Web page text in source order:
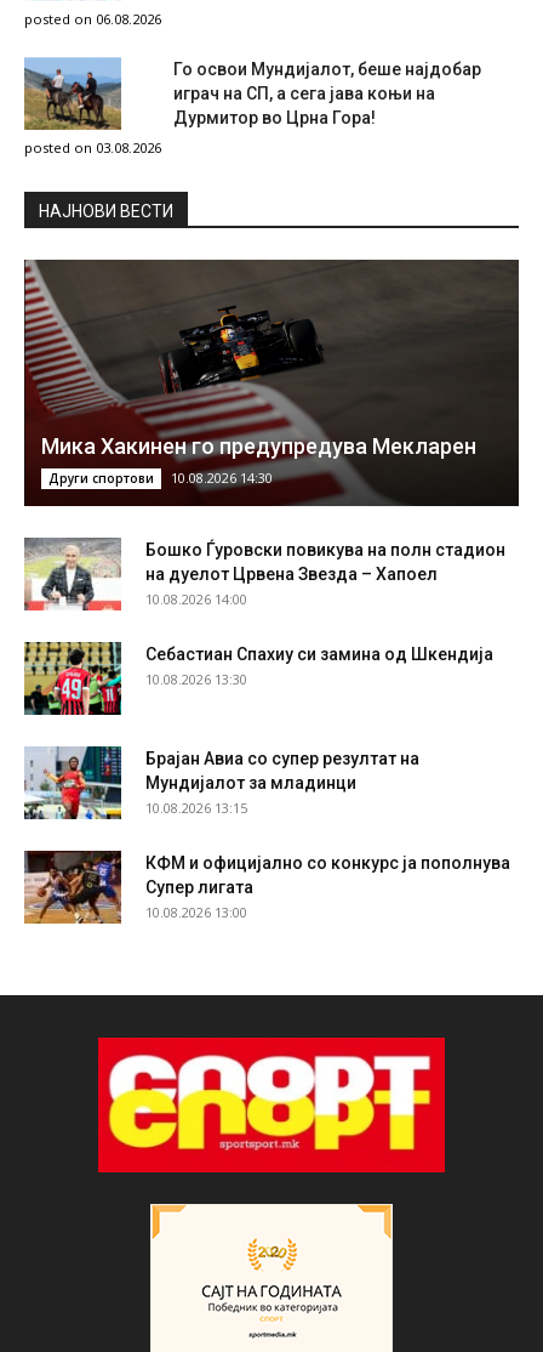
posted on 06.08.2026
Го освои Мундијалот, беше најдобар
играч на СП, а сега јава коњи на
Дурмитор во Црна Гора!
posted on 03.08.2026
НAЈНОВИ ВЕСТИ
Мика Хакинен го предупредува Мекларен
Други спортови 10.08.2026 14:30
Бошко Ѓуровски повикува на полн стадион
на дуелот Црвена Звезда – Хапоел
10.08.2026 14:00
Себастиан Спахиу си замина од Шкендија
10.08.2026 13:30
Брајан Авиа со супер резултат на
Мундијалот за младинци
10.08.2026 13:15
КФМ и официјално со конкурс ја пополнува
Супер лигата
10.08.2026 13:00